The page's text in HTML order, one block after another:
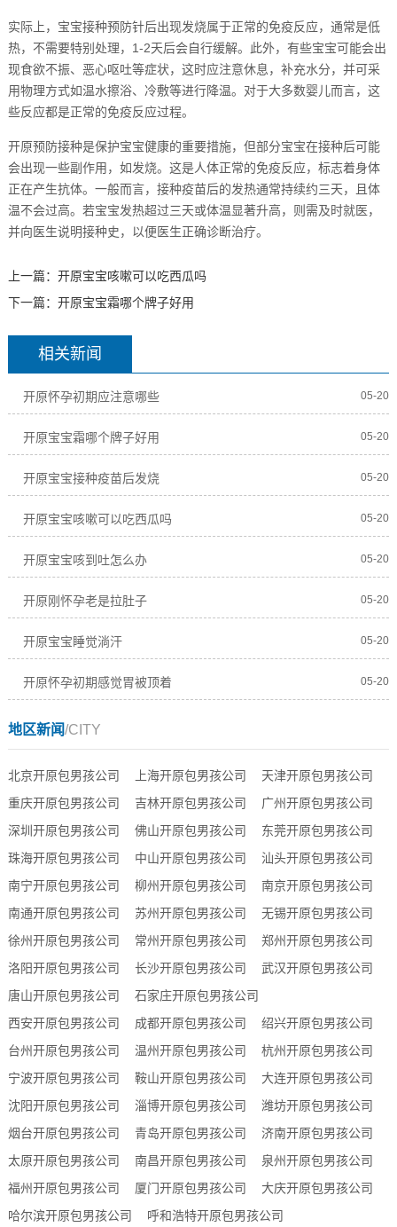
实际上，宝宝接种预防针后出现发烧属于正常的免疫反应，通常是低
热，不需要特别处理，1-2天后会自行缓解。此外，有些宝宝可能会出
现食欲不振、恶心呕吐等症状，这时应注意休息，补充水分，并可采
用物理方式如温水擦浴、冷敷等进行降温。对于大多数婴儿而言，这
些反应都是正常的免疫反应过程。
开原预防接种是保护宝宝健康的重要措施，但部分宝宝在接种后可能
会出现一些副作用，如发烧。这是人体正常的免疫反应，标志着身体
正在产生抗体。一般而言，接种疫苗后的发热通常持续约三天，且体
温不会过高。若宝宝发热超过三天或体温显著升高，则需及时就医，
并向医生说明接种史，以便医生正确诊断治疗。
上一篇： 开原宝宝咳嗽可以吃西瓜吗
下一篇： 开原宝宝霜哪个牌子好用
相关新闻
开原怀孕初期应注意哪些 05-20
开原宝宝霜哪个牌子好用 05-20
开原宝宝接种疫苗后发烧 05-20
开原宝宝咳嗽可以吃西瓜吗 05-20
开原宝宝咳到吐怎么办 05-20
开原刚怀孕老是拉肚子 05-20
开原宝宝睡觉淌汗 05-20
开原怀孕初期感觉胃被顶着 05-20
地区新闻/CITY
北京开原包男孩公司 上海开原包男孩公司
天津开原包男孩公司
重庆开原包男孩公司
吉林开原包男孩公司
广州开原包男孩公司
深圳开原包男孩公司
佛山开原包男孩公司
东莞开原包男孩公司
珠海开原包男孩公司
中山开原包男孩公司
汕头开原包男孩公司
南宁开原包男孩公司
柳州开原包男孩公司
南京开原包男孩公司
南通开原包男孩公司
苏州开原包男孩公司
无锡开原包男孩公司
徐州开原包男孩公司
常州开原包男孩公司
郑州开原包男孩公司
洛阳开原包男孩公司
长沙开原包男孩公司
武汉开原包男孩公司
唐山开原包男孩公司
石家庄开原包男孩公司
西安开原包男孩公司
成都开原包男孩公司
绍兴开原包男孩公司
台州开原包男孩公司
温州开原包男孩公司
杭州开原包男孩公司
宁波开原包男孩公司
鞍山开原包男孩公司
大连开原包男孩公司
沈阳开原包男孩公司
淄博开原包男孩公司
潍坊开原包男孩公司
烟台开原包男孩公司
青岛开原包男孩公司
济南开原包男孩公司
太原开原包男孩公司
南昌开原包男孩公司
泉州开原包男孩公司
福州开原包男孩公司
厦门开原包男孩公司
大庆开原包男孩公司
哈尔滨开原包男孩公司
呼和浩特开原包男孩公司